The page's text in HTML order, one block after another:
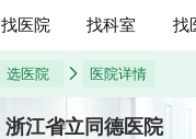
找医院 找科室 找
选医院 医院详情
浙江省立同德医院